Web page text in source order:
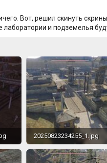
Вот, решил скинуть
и подземелья
342 KB · Просмотры: 300
20250823234255_1.jpg
558.8 KB · Просмотры: 283